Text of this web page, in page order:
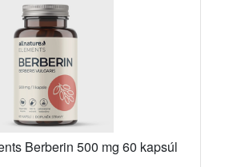
Berberin 500 mg 60 kapsúl